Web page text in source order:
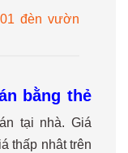
đèn vườn
bằng thẻ
tại nhà. Giá
thấp nhât trên